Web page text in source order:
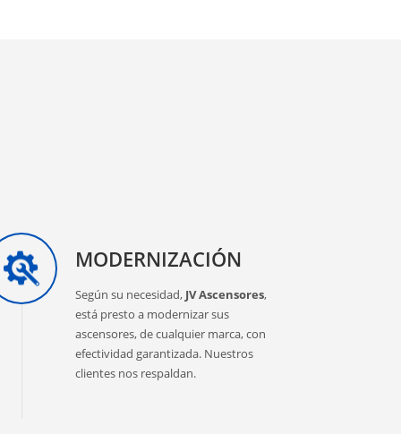
MODERNIZACIÓN
Según su necesidad, JV Ascensores,
está presto a modernizar sus
ascensores, de cualquier marca, con
efectividad garantizada. Nuestros
clientes nos respaldan.